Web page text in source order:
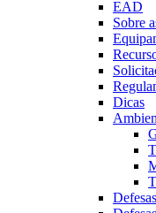
EAD
Sobre
Dicas